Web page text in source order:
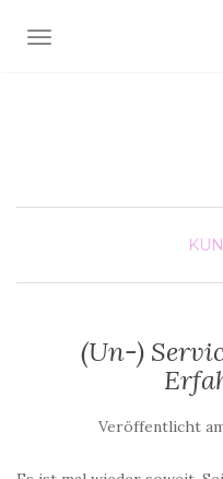
SCHALTE NAVIGATION
(Un-)
Veröffentlicht